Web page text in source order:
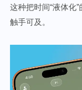
这种把时间“液体化
触手可及。